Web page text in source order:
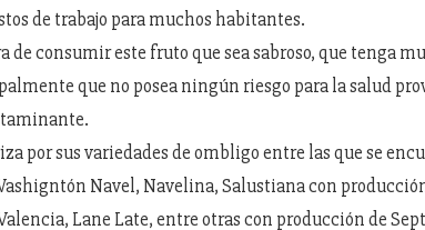
de trabajo para muchos habitantes.
de consumir este fruto que sea sabroso, que tenga
que no posea ningún riesgo para la salud
por sus variedades de ombligo entre las que se
Navel, Navelina, Salustiana con
Lane Late, entre otras con producción de